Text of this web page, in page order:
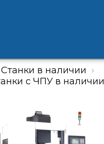
Станки в наличии
с ЧПУ в наличии